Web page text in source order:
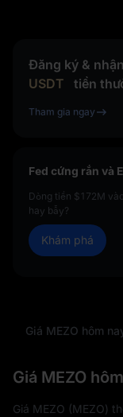
Đăng ký &
USDT
tiền
Tham gia ngay
Fed cứng rắn và
Dòng tiền $172M
hay bẫy?
Khám phá
Giá MEZO hôm
Giá MEZO
Giá MEZO (MEZO)